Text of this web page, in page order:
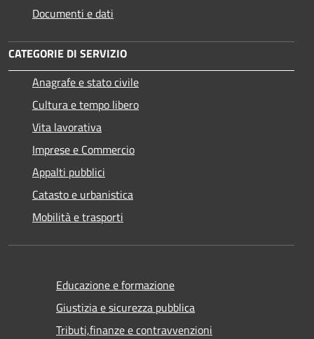
Documenti e dati
CATEGORIE DI SERVIZIO
Anagrafe e stato civile
Cultura e tempo libero
Vita lavorativa
Imprese e Commercio
Appalti pubblici
Catasto e urbanistica
Mobilità e trasporti
Educazione e formazione
Giustizia e sicurezza pubblica
Tributi,finanze e contravvenzioni